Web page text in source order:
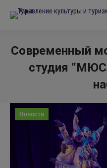
Современный
студия
Новости